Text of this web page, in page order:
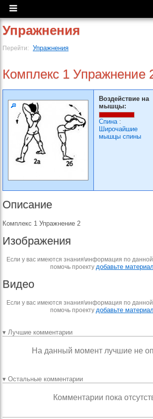
Упражнения
Перейти: Упражнения
Комплекс 1 Упражнение
Воздействие на
мышцы:
Спина:
Широчайшие
мышцы спины
Описание
Комплекс 1 Упражнение 2
Изображения
Если у вас имеются знания\информация по
помочь проекту добавьте материал
Видео
Если у вас имеются знания\информация по
помочь проекту добавьте материал
▾ Лучшие комментарии
На данный момент лучшие не
▾ Остальные комментарии
Комментарии пока